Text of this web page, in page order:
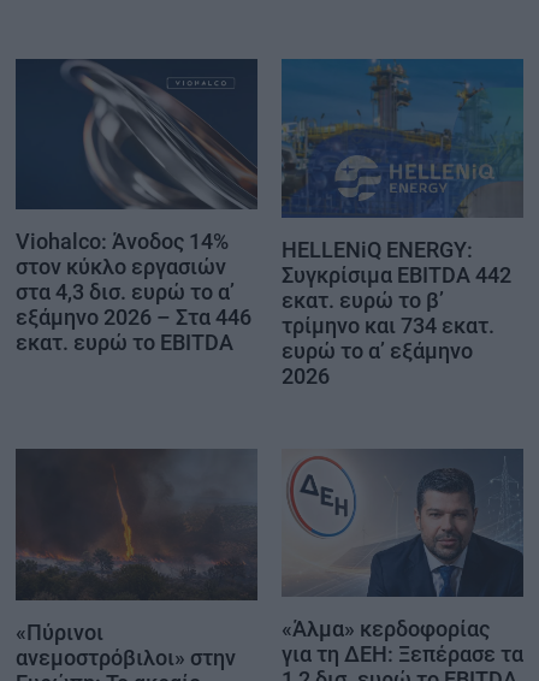
Viohalco: Άνοδος 14%
στον κύκλο εργασιών
στα 4,3 δισ. ευρώ το α’
εξάμηνο 2026 – Στα 446
εκατ. ευρώ το EBITDA
HELLENiQ ENERGY:
Συγκρίσιμα EBITDA 442
εκατ. ευρώ το β’
τρίμηνο και 734 εκατ.
ευρώ το α’ εξάμηνο
2026
«Πύρινοι
ανεμοστρόβιλοι» στην
«Άλμα» κερδοφορίας
για τη ΔΕΗ: Ξεπέρασε τα